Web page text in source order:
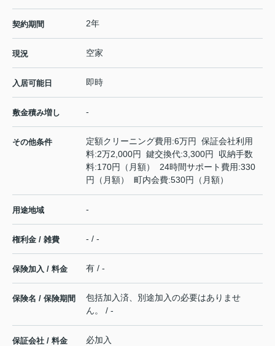
契約期間 2年
現況 空家
入居可能日 即時
敷金積み増し -
その他条件
定額クリーニング費用:6万円 保証会社利用
料:2万2,000円 鍵交換代:3,300円 収納手数
料:170円（月額） 24時間サポート費用:330
円（月額） 町内会費:530円（月額）
用途地域 -
権利金 / 雑費 - / -
保険加入 / 料金 有 / -
保険名 / 保険期間
包括加入済、別途加入の必要はありませ
ん。 / -
保証会社 / 料金
必加入